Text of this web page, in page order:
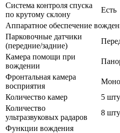
Система контроля спуска
по крутому склону
Есть
Аппаратное обеспечение
Парковочные датчики
(передние/задние)
Камера помощи при
вождении
Фронтальная камера
восприятия
Количество камер
5
Количество
ультразвуковых радаров
8
Функции вождения